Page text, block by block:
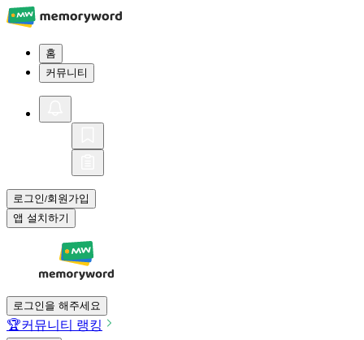
홈
커뮤니티
로그인/회원가입
앱 설치하기
로그인을 해주세요
🏆커뮤니티 랭킹